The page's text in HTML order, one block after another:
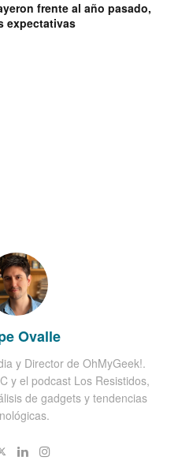
frente al año pasado,
expectativas
Ovalle
y Director de OhMyGeek!.
y el podcast Los Resistidos,
de gadgets y tendencias